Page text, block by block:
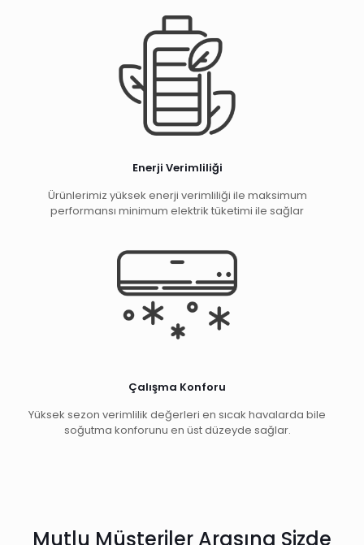
Enerji Verimliliği
Ürünlerimiz yüksek enerji verimliliği ile maksimum
performansı minimum elektrik tüketimi ile sağlar
Çalışma Konforu
Yüksek sezon verimlilik değerleri en sıcak havalarda bile
soğutma konforunu en üst düzeyde sağlar.
Mutlu Müşteriler Arasına Sizde